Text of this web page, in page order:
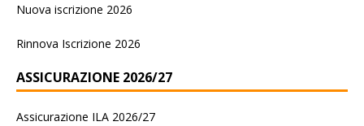
Nuova iscrizione 2026
Rinnova Iscrizione 2026
ASSICURAZIONE 2026/27
Assicurazione ILA 2026/27